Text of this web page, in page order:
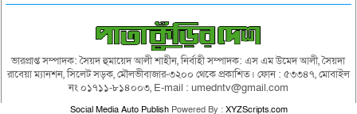
ভারপ্রাপ্ত সম্পাদক: সৈয়দ হুমায়েদ আলী শাহীন, নির্বাহী সম্পাদক: এস এম উমেদ আলী, সৈয়দা
রাবেয়া ম্যানশন, সিলেট সড়ক, মৌলভীবাজার-৩২০০ থেকে প্রকাশিত। ফোন : ৫৩৩৪৭, মোবাইল
নং ০১৭১১-৮১৪০০৩, E-mail : umedntv@gmail.com
Social Media Auto PublishPowered By : XYZScripts.com